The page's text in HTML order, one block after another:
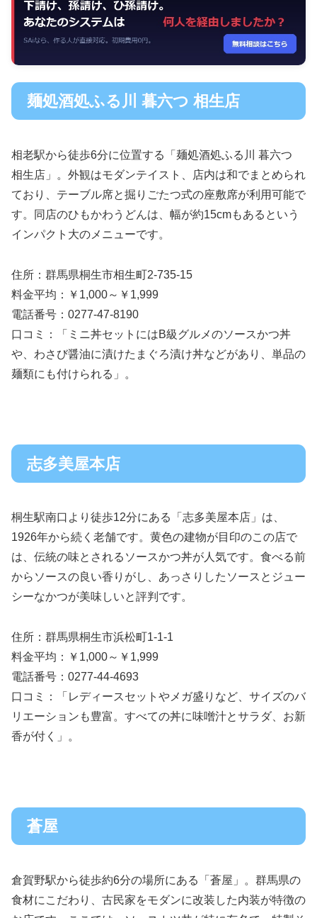
麺処酒処ふる川 暮六つ 相生店
相老駅から徒歩6分に位置する「麺処酒処ふる川 暮六つ
相生店」。外観はモダンテイスト、店内は和でまとめられ
ており、テーブル席と掘りごたつ式の座敷席が利用可能で
す。同店のひもかわうどんは、幅が約15cmもあるという
インパクト大のメニューです。
住所：群馬県桐生市相生町2-735-15
料金平均：￥1,000～￥1,999
電話番号：0277-47-8190
口コミ：「ミニ丼セットにはB級グルメのソースかつ丼
や、わさび醤油に漬けたまぐろ漬け丼などがあり、単品の
麺類にも付けられる」。
志多美屋本店
桐生駅南口より徒歩12分にある「志多美屋本店」は、
1926年から続く老舗です。黄色の建物が目印のこの店で
は、伝統の味とされるソースかつ丼が人気です。食べる前
からソースの良い香りがし、あっさりしたソースとジュー
シーなかつが美味しいと評判です。
住所：群馬県桐生市浜松町1-1-1
料金平均：￥1,000～￥1,999
電話番号：0277-44-4693
口コミ：「レディースセットやメガ盛りなど、サイズのバ
リエーションも豊富。すべての丼に味噌汁とサラダ、お新
香が付く」。
蒼屋
倉賀野駅から徒歩約6分の場所にある「蒼屋」。群馬県の
食材にこだわり、古民家をモダンに改装した内装が特徴の